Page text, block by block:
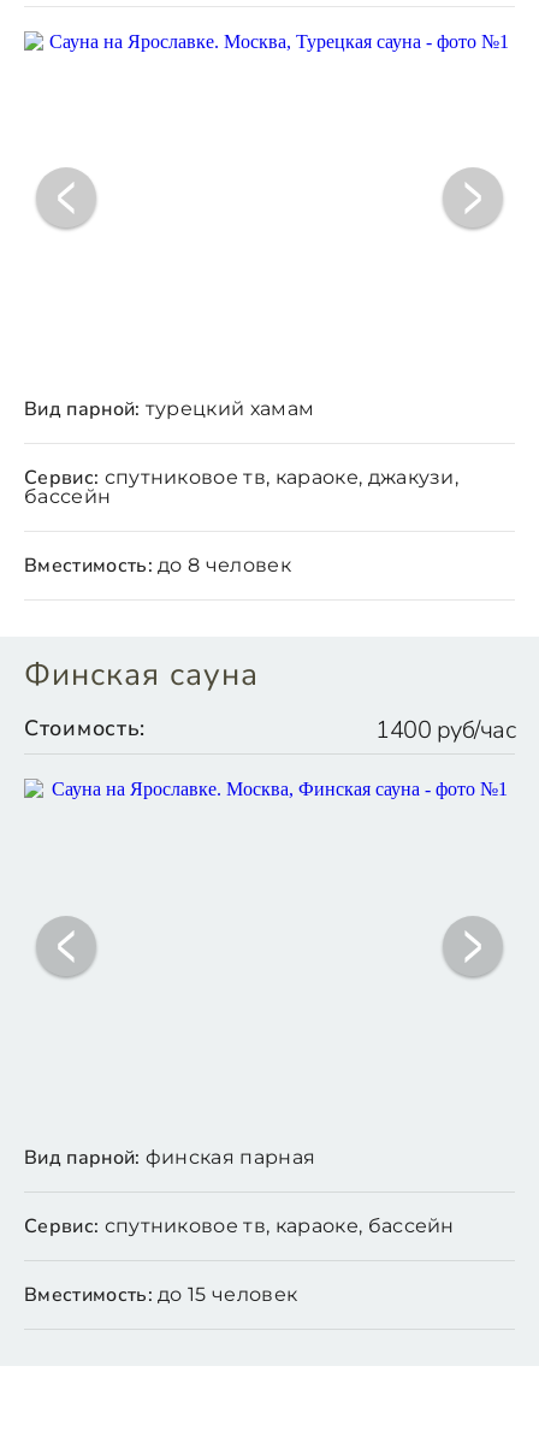
Вид парной: турецкий хамам
Сервис: спутниковое тв, караоке, джакузи,
бассейн
Вместимость: до 8 человек
Финская сауна
Стоимость: 1400 руб/час
Вид парной: финская парная
Сервис: спутниковое тв, караоке, бассейн
Вместимость: до 15 человек